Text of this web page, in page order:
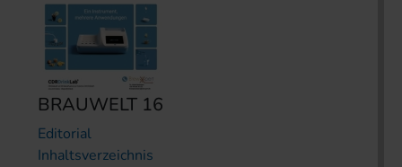
BRAUWELT 16
Editorial
Inhaltsverzeichnis